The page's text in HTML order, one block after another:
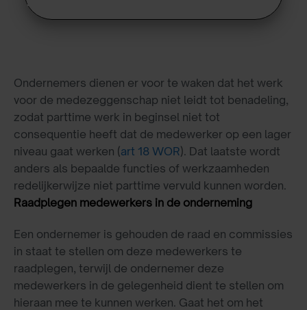
Ondernemers dienen er voor te waken dat het werk
voor de medezeggenschap niet leidt tot benadeling,
zodat parttime werk in beginsel niet tot
consequentie heeft dat de medewerker op een lager
niveau gaat werken (art 18 WOR). Dat laatste wordt
anders als bepaalde functies of werkzaamheden
redelijkerwijze niet parttime vervuld kunnen worden.
Raadplegen medewerkers in de onderneming
Een ondernemer is gehouden de raad en commissies
in staat te stellen om deze medewerkers te
raadplegen, terwijl de ondernemer deze
medewerkers in de gelegenheid dient te stellen om
hieraan mee te kunnen werken. Gaat het om het